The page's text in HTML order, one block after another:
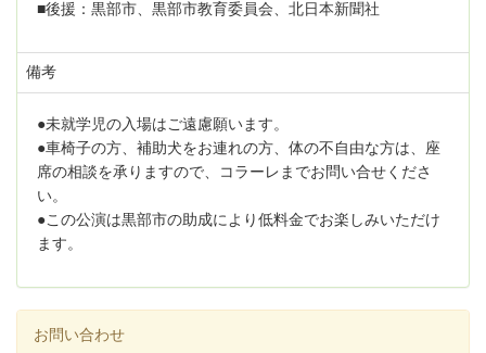
■後援：黒部市、黒部市教育委員会、北日本新聞社
備考
●未就学児の入場はご遠慮願います。
●車椅子の方、補助犬をお連れの方、体の不自由な方は、座
席の相談を承りますので、コラーレまでお問い合せくださ
い。
●この公演は黒部市の助成により低料金でお楽しみいただけ
ます。
お問い合わせ